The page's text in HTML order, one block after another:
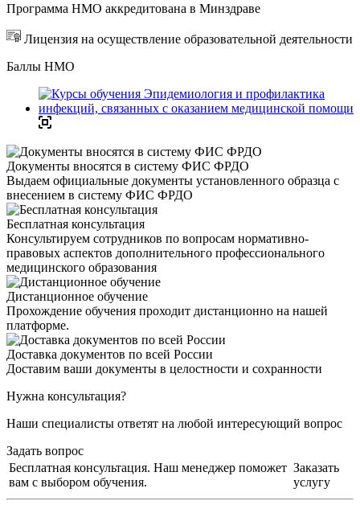
Программа НМО аккредитована в Минздраве
Лицензия на осуществление образовательной деятельности
Баллы НМО
Документы вносятся в систему ФИС ФРДО
Выдаем официальные документы установленного образца с
внесением в систему ФИС ФРДО
Бесплатная консультация
Консультируем сотрудников по вопросам нормативно-
правовых аспектов дополнительного профессионального
медицинского образования
Дистанционное обучение
Прохождение обучения проходит дистанционно на нашей
платформе.
Доставка документов по всей России
Доставим ваши документы в целостности и сохранности
Нужна консультация?
Наши специалисты ответят на любой интересующий вопрос
Задать вопрос
Бесплатная консультация. Наш менеджер поможет
вам с выбором обучения.
Заказать
услугу